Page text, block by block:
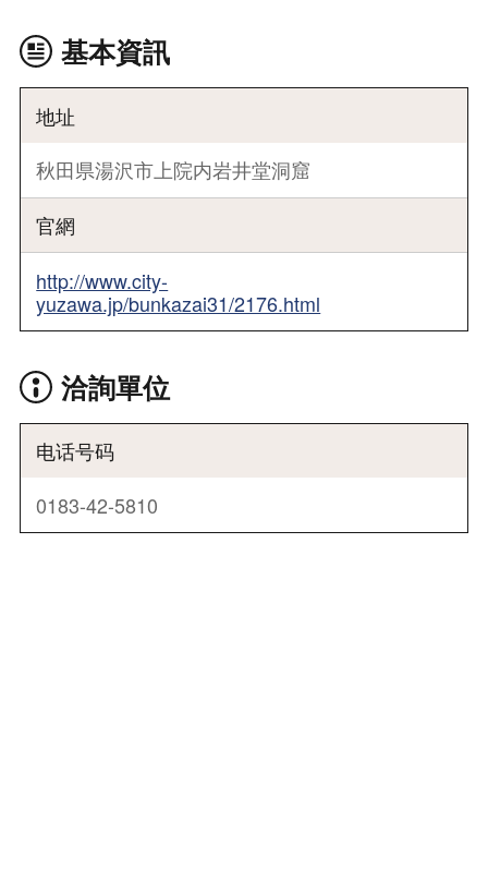
基本資訊
地址
秋田県湯沢市上院内岩井堂洞窟
官網
http://www.city-
yuzawa.jp/bunkazai31/2176.html
洽詢單位
电话号码
0183-42-5810